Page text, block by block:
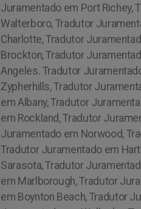
Juramentado em Port Richey,
Walterboro, Tradutor
Charlotte, Tradutor
Brockton, Tradutor
Angeles. Tradutor
Zypherhills, Tradutor
em Albany, Tradutor
em Rockland, Tradutor
Juramentado em Norwood,
Tradutor Juramentado em
Sarasota, Tradutor
em Marlborough, Tradutor
em Boynton Beach, Tradutor